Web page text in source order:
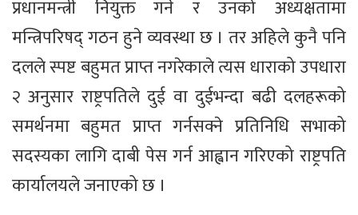
प्रधानमन्त्री नियुक्त गर्ने र उनको अध्यक्षतामा
मन्त्रिपरिषद् गठन हुने व्यवस्था छ । तर अहिले कुनै पनि
दलले स्पष्ट बहुमत प्राप्त नगरेकाले त्यस धाराको उपधारा
२ अनुसार राष्ट्रपतिले दुई वा दुईभन्दा बढी दलहरूको
समर्थनमा बहुमत प्राप्त गर्नसक्ने प्रतिनिधि सभाको
सदस्यका लागि दाबी पेस गर्न आह्वान गरिएको राष्ट्रपति
कार्यालयले जनाएको छ ।